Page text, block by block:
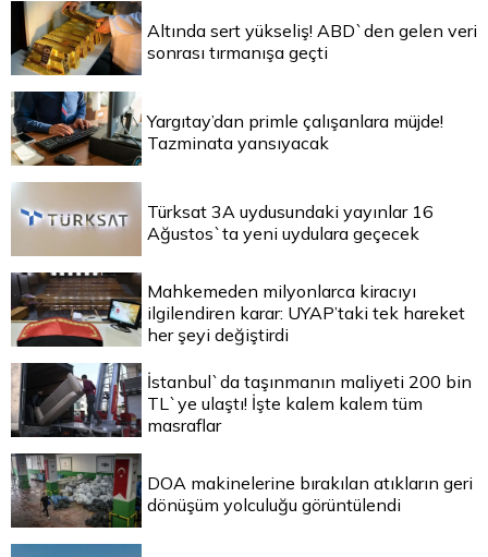
Altında sert yükseliş! ABD`den gelen veri
sonrası tırmanışa geçti
Yargıtay’dan primle çalışanlara müjde!
Tazminata yansıyacak
Türksat 3A uydusundaki yayınlar 16
Ağustos`ta yeni uydulara geçecek
Mahkemeden milyonlarca kiracıyı
ilgilendiren karar: UYAP’taki tek hareket
her şeyi değiştirdi
İstanbul`da taşınmanın maliyeti 200 bin
TL`ye ulaştı! İşte kalem kalem tüm
masraflar
DOA makinelerine bırakılan atıkların geri
dönüşüm yolculuğu görüntülendi